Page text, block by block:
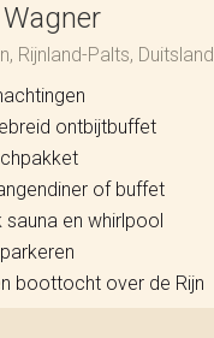
Rijnland-Palts, Duitsland
ontbijtbuffet
of buffet
sauna en whirlpool
boottocht over de Rijn